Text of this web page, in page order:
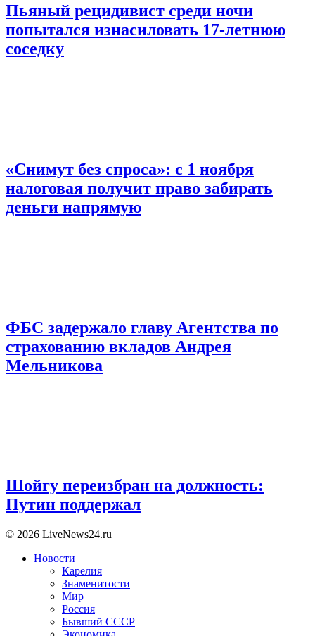
Пьяный рецидивист среди ночи
попытался изнасиловать 17-летнюю
соседку
«Снимут без спроса»: с 1 ноября
налоговая получит право забирать
деньги напрямую
ФБС задержало главу Агентства по
страхованию вкладов Андрея
Мельникова
Шойгу переизбран на должность:
Путин поддержал
© 2026 LiveNews24.ru
Новости
Карелия
Знаменитости
Мир
Россия
Бывший СССР